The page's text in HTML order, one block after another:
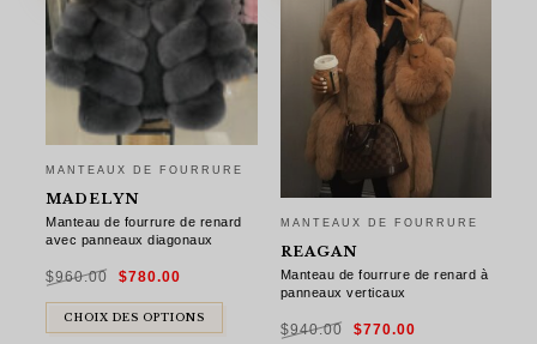
MANTEAUX DE FOURRURE
MADELYN
Manteau de fourrure de renard
avec panneaux diagonaux
$960.00 prix
était :
$960.00.
$780.00
est :
$780.00.
CHOIX DES OPTIONS
MANTEAUX DE FOURRURE
REAGAN
Manteau de fourrure de renard à
panneaux verticaux
$940.00
Le
prix
$770.00prix